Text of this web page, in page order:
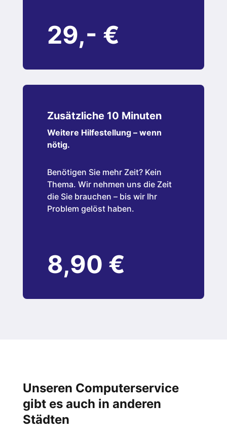
29,- €
Zusätzliche 10 Minuten
Weitere Hilfestellung – wenn
nötig.
Benötigen Sie mehr Zeit? Kein
Thema. Wir nehmen uns die Zeit
die Sie brauchen – bis wir Ihr
Problem gelöst haben.
8,90 €
Unseren Computerservice
gibt es auch in anderen
Städten